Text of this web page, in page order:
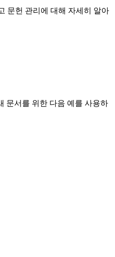
문헌 관리에 대해 자세히 알아
문서를 위한 다음 예를 사용하